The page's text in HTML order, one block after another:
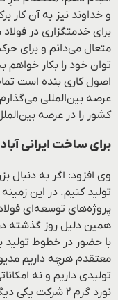
و خداوند نیز به آن کار
برای خدمتگزاری در
متعال می‌دانم و برای
توان خود را بکار
اصول کاری بنده است
عرصه بین‌المللی
کشور را در عرصه
برای ساخت ایرانی
وی افزود: اگر به
تولید کنیم. در این زمینه
پروژه‌های توسعه‌ای
همین دلیل روز گذشته
با حضور در خطوط تولید
معتقدم هرچه داریم
تولیدی داریم و نه
نورد گرم ۲ شرکت یکی دیگر از اولویت‌های من خواهد بود.